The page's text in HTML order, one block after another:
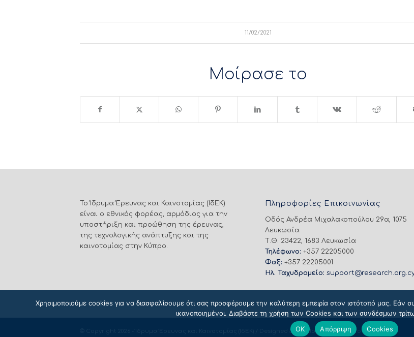
11/02/2021
Μοίρασε το
Το Ίδρυμα Έρευνας και Καινοτομίας (ΙδΕΚ)
είναι ο εθνικός φορέας, αρμόδιος για την
υποστήριξη και προώθηση της έρευνας,
της τεχνολογικής ανάπτυξης και της
καινοτομίας στην Κύπρο.
Πληροφορίες Επικοινωνίας
Οδός Ανδρέα Μιχαλακοπούλου 29α, 1075
Λευκωσία
Τ.Θ. 23422, 1683 Λευκωσία
Τηλέφωνο: +357 22205000
Φαξ: +357 22205001
Ηλ. Ταχυδρομείο:
© Copyright 2026 - Ίδρυμα Έρευνας και Καινοτομίας (ΙδΕΚ) / Designed & Developed byNETinfo Plc
Χρησιμοποιούμε cookies για να διασφαλίσουμε ότι σας προσφέρουμε την καλύτερη εμπειρία στον ιστότοπό μας. Εάν
ικανοποιημένοι. Διαβάστε τη χρήση των Cookies και των συνδέσμων
OK
Απόρριψη Cookies